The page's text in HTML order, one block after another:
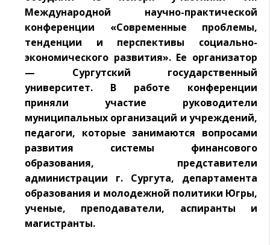
Международной научно-практической
конференции «Современные проблемы,
тенденции и перспективы социально-
экономического развития». Ее организатор
— Сургутский государственный
университет. В работе конференции
приняли участие руководители
муниципальных организаций и учреждений,
педагоги, которые занимаются вопросами
развития системы финансового
образования, представители
администрации г. Сургута, департамента
образования и молодежной политики Югры,
ученые, преподаватели, аспиранты и
магистранты.